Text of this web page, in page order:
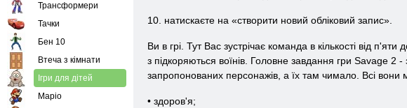
10. натискаєте на «створити новий обліковий запис».
Ви в грі. Тут Вас зустрічає команда в кількості від
з підкоряються воїнів. Головне завдання гри Savage 2
запропонованих персонажів, а їх там чимало. Всі вони
• здоров'я;
Трансформери
Тачки
Бен 10
Втеча з кімнати
Ігри для дітей
Маріо